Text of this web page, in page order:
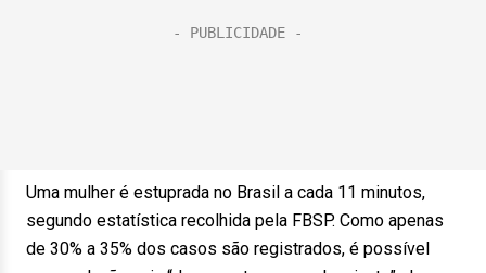
Uma mulher é estuprada no Brasil a cada 11 minutos,
segundo estatística recolhida pela FBSP. Como apenas
de 30% a 35% dos casos são registrados, é possível